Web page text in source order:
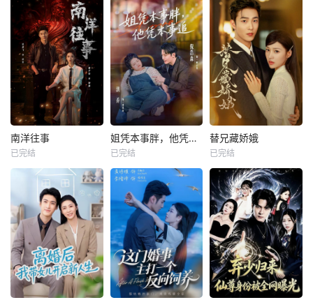
南洋往事
已完结
姐凭本事胖，他凭本事追
已完结
替兄藏娇娥
已完结